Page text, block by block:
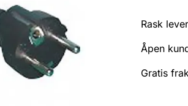
Rask
Åpen
Gratis